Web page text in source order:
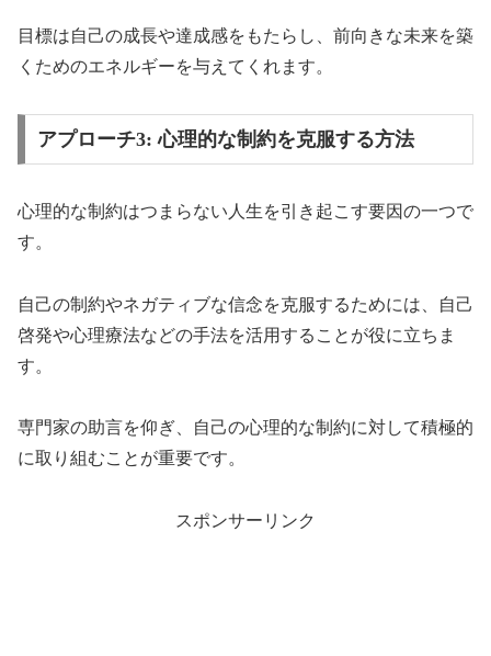
目標は自己の成長や達成感をもたらし、前向きな未来を築
くためのエネルギーを与えてくれます。
アプローチ3: 心理的な制約を克服する方法
心理的な制約はつまらない人生を引き起こす要因の一つで
す。
自己の制約やネガティブな信念を克服するためには、自己
啓発や心理療法などの手法を活用することが役に立ちま
す。
専門家の助言を仰ぎ、自己の心理的な制約に対して積極的
に取り組むことが重要です。
スポンサーリンク